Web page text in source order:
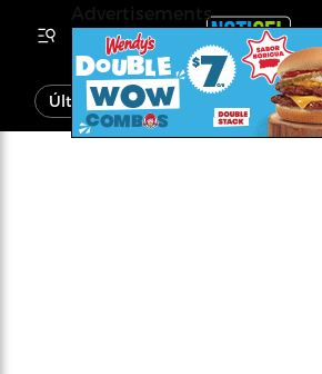
Última Hora Noticias
Advertisements